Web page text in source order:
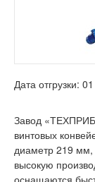
Дата отгрузки:
Завод
винтовых
диаметр 219
высокую
оснащаются